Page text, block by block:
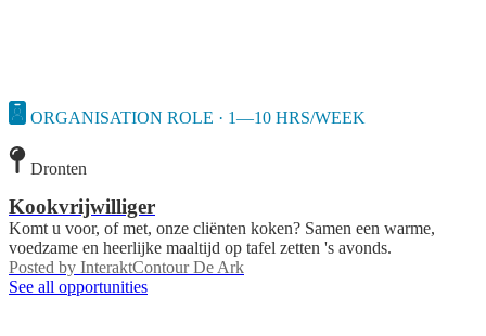
ORGANISATION ROLE · 1—10 HRS/WEEK
Dronten
Kookvrijwilliger
Komt u voor, of met, onze cliënten koken? Samen een warme,
voedzame en heerlijke maaltijd op tafel zetten 's avonds.
Posted by InteraktContour De Ark
See all opportunities